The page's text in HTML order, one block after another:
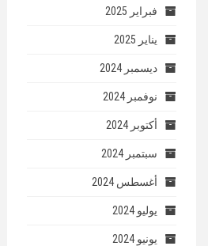
فبراير 2025
يناير 2025
ديسمبر 2024
نوفمبر 2024
أكتوبر 2024
سبتمبر 2024
أغسطس 2024
يوليو 2024
يونيو 2024